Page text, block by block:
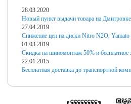
28.03.2020
Новый пункт выдачи товара на Дмитровке
27.04.2019
Снижение цен на диски Nitro N2O, Yamato
01.03.2019
Скидка на шиномонтаж 50% и бесплатное
22.01.2015
Бесплатная доставка до транспортной